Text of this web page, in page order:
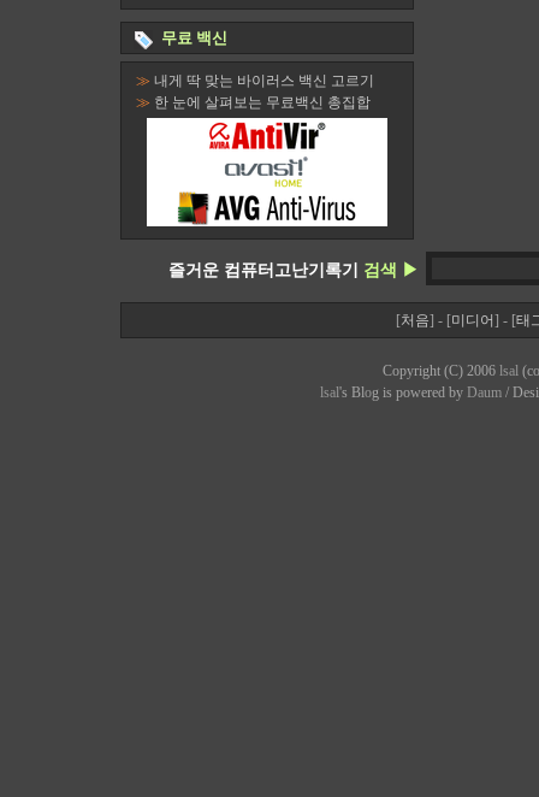
무료 백신
≫ 내게 딱 맞는 바이러스 백신 고르기
≫ 한 눈에 살펴보는 무료백신 총집합
즐거운 컴퓨터고난기록기 검색 ▶
[처음] - [미디어] - [태
Copyright (C) 2006 lsal
lsal's Blog is powered by Daum/